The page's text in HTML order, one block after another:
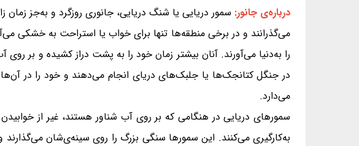
درباره‌ی جانور: سمور دریایی یا شنگ دریایی، جانوری روزگرد و به‌جز
می‌گذرانند و در برخی منطقه‌ها تنها برای خواب یا استراحت به خشکی
را به‌دنیا می‌آورند. آنان بیشتر زمان خود را به پشت دراز کشیده و بر
در جنگل کتانجک‌ها یا جلبک‌های دریای انجام می‌دهند و خود را در
می‌دارد.
سمورهای دریایی در هنگامی که بر روی آب شناور هستند، غیر از
به‌کارگیری می‌کنند. این سمورها سنگی بزرگ را روی سینه‌ی‌شان